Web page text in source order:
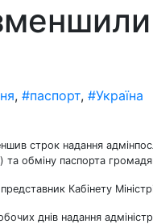
, #паспорт, #Україна
строк надання
обміну паспорта
Кабінету
днів надання